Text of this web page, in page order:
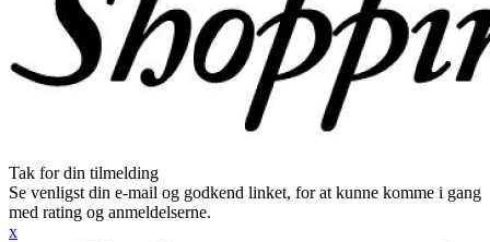
Tak for din tilmelding
Se venligst din e-mail og godkend linket, for at kunne komme i gang
med rating og anmeldelserne.
x